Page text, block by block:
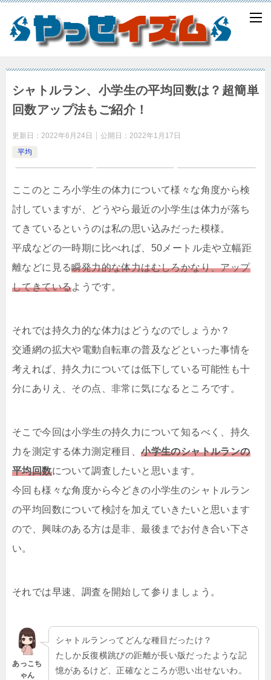
シャトルラン、小学生の平均回数は？超簡単
回数アップ法もご紹介！
更新日： 2022年6月24日 公開日： 2022年1月17日
平均
ここのところ小学生の体力について様々な角度から検
討していますが、どうやら最近の小学生は体力が落ち
てきているというのは私の思い込みだった模様。
平成などの一時期に比べれば、50メートル走や立幅距
離などに見る瞬発力的な体力はむしろかなり、アップ
してきているようです。
それでは持久力的な体力はどうなのでしょうか？
交通網の拡大や電動自転車の普及などといった事情を
考えれば、持久力については低下している可能性も十
分にありえ、その点、非常に気になるところです。
そこで今回は小学生の持久力について知るべく、持久
力を測定する体力測定種目、小学生のシャトルランの
平均回数について調査したいと思います。
今回も様々な角度から今どきの小学生のシャトルラン
の平均回数について検討を加えていきたいと思います
ので、興味のある方は是非、最後までお付き合い下さ
い。
それでは早速、調査を開始して参りましょう。
あっこち
ゃん
シャトルランってどんな種目だったけ？
たしか反復横跳びの距離が長い版だったような記
憶があるけど、正確なところが思い出せないわ。